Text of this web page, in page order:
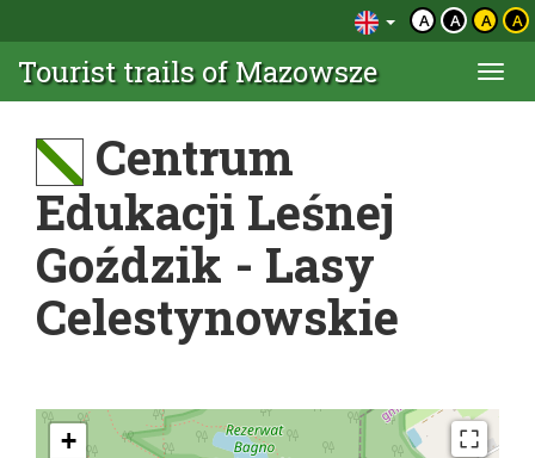
A A A A
Tourist trails of Mazowsze
Centrum
Edukacji Leśnej
Goździk - Lasy
Celestynowskie
+